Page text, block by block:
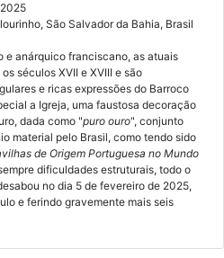
São Salvador da Bahia, Brasil
e anárquico franciscano, as atuais
séculos XVII e XVIII e são
e ricas expressões do Barroco
a Igreja, uma faustosa decoração
dada como "puro ouro", conjunto
material pelo Brasil, como tendo sido
de Origem Portuguesa no Mundo
dificuldades estruturais, todo o
no dia 5 de fevereiro de 2025,
e ferindo gravemente mais seis